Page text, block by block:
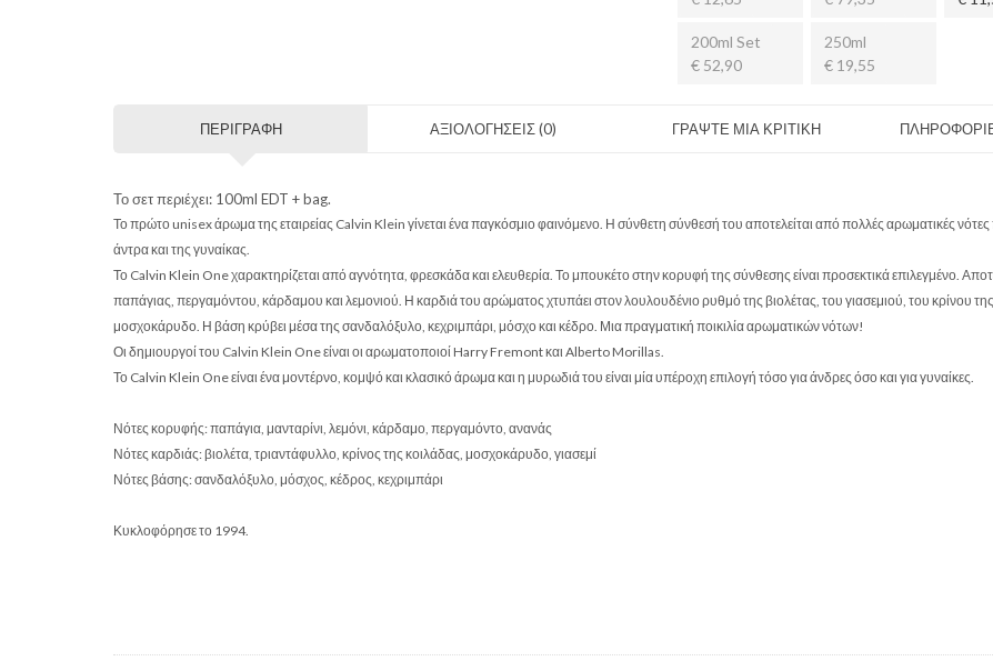
200ml Set
€ 52,90
250ml
€ 19,55
ΠΕΡΙΓΡΑΦΉ ΑΞΙΟΛΟΓΉΣΕΙΣ (0) ΓΡΑΨΤΕ ΜΙΑ ΚΡΙΤΙΚΗ
Το σετ περιέχει: 100ml EDT + bag.
Το πρώτο unisex άρωμα της εταιρείας Calvin Klein γίνεται ένα παγκόσμιο φαινόμενο. Η σύνθετη σύνθεσή του αποτελείται από πολλές αρωματικές
άντρα και της γυναίκας.
Το Calvin Klein One χαρακτηρίζεται από αγνότητα, φρεσκάδα και ελευθερία. Το μπουκέτο στην κορυφή της σύνθεσης είναι προσεκτικά επιλεγμένο.
παπάγιας, περγαμόντου, κάρδαμου και λεμονιού. Η καρδιά του αρώματος χτυπάει στον λουλουδένιο ρυθμό της βιολέτας, του γιασεμιού, του κρίνου
μοσχοκάρυδο. Η βάση κρύβει μέσα της σανδαλόξυλο, κεχριμπάρι, μόσχο και κέδρο. Μια πραγματική ποικιλία αρωματικών νότων!
Οι δημιουργοί του Calvin Klein One είναι οι αρωματοποιοί Harry Fremont και Alberto Morillas.
Το Calvin Klein One είναι ένα μοντέρνο, κομψό και κλασικό άρωμα και η μυρωδιά του είναι μία υπέροχη επιλογή τόσο για άνδρες όσο και για γυναίκες.
Νότες κορυφής: παπάγια, μανταρίνι, λεμόνι, κάρδαμο, περγαμόντο, ανανάς
Νότες καρδιάς: βιολέτα, τριαντάφυλλο, κρίνος της κοιλάδας, μοσχοκάρυδο, γιασεμί
Νότες βάσης: σανδαλόξυλο, μόσχος, κέδρος, κεχριμπάρι
Κυκλοφόρησε το 1994.